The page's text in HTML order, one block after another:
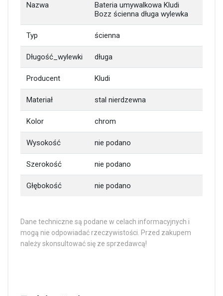
Nazwa
Bateria umywalkowa Kludi
Bozz ścienna długa wylewka
Typ ścienna
Długość_wylewki długa
Producent Kludi
Materiał stal nierdzewna
Kolor chrom
Wysokość nie podano
Szerokość nie podano
Głębokość nie podano
Dane techniczne są podane w celach informacyjnych i
mogą nie odpowiadać rzeczywistości. Przed zakupem
należy skonsultować się ze sprzedawcą!